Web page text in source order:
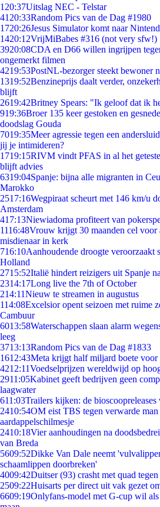
1 20:37Uitslag NEC - Telstar
41 20:33Random Pics van de Dag #1980
1720:26Jesus Simulator komt naar
1420:12VrijMiBabes #316 (not very sfw!)
3920:08CDA en D66 willen ingrijpen
ongemerkt filmen
4219:53PostNL-bezorger steekt bewoner
1319:52Benzineprijs daalt verder,
blijft
2619:42Britney Spears: "Ik geloof dat ik
919:36Broer 135 keer gestoken en
doodslag Gouda
7019:35Meer agressie tegen een
jij je intimideren?
1719:15RIVM vindt PFAS in al het
blijft advies
6319:04Spanje: bijna alle migranten in
Marokko
2517:16Wegpiraat scheurt met 146 km/u
Amsterdam
417:13Niewiadoma profiteert van
1116:48Vrouw krijgt 30 maanden cel voor
misdienaar in kerk
716:10Aanhoudende droogte veroorzaakt
Holland
2715:52Italië hindert reizigers uit Spanje
2314:17Long live the 7th of October
214:11Nieuw te streamen in augustus
114:08Excelsior opent seizoen met ruime
Cambuur
6013:58Waterschappen slaan alarm
leeg
3713:13Random Pics van de Dag #1833
1612:43Meta krijgt half miljard boete voor
4212:11Voedselprijzen wereldwijd op
2911:05Kabinet geeft bedrijven geen
laagwater
611:03Trailers kijken: de bioscoopreleases
2410:54OM eist TBS tegen verwarde man
aardappelschilmesje
2410:18Vier aanhoudingen na
van Breda
5609:52Dikke Van Dale neemt
schaamlippen doorbreken'
4009:42Duitser (93) crasht met quad
2509:22Huisarts per direct uit vak gezet
6609:19Onlyfans-model met G-cup wil